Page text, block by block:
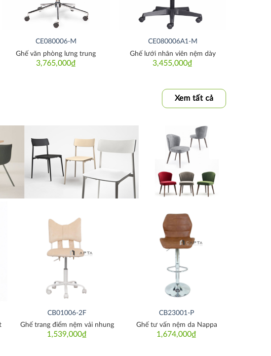
CE080006-M
3,765,000₫
Ghế văn phòng lưng trung
CE080006A1-M
3,455,000₫
Ghế lưới nhân viên nệm dày
Xem tất cả
CB01006-2F
1,539,000₫
Ghế trang điểm nệm vải nhung
Thích
CB23001-P
1,674,000₫
Ghế tư vấn nệm da Nappa